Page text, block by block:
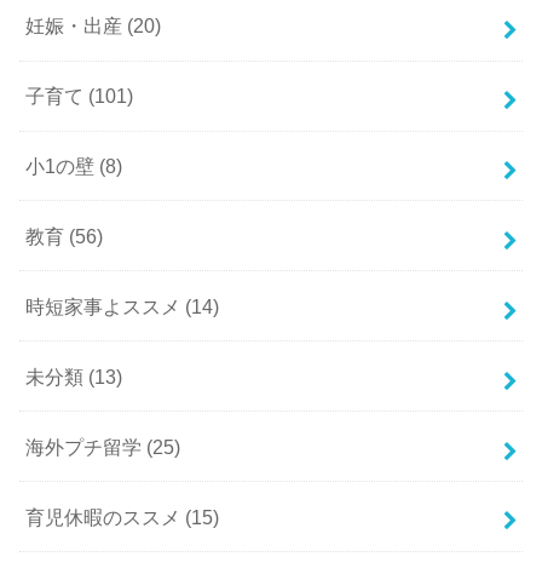
妊娠・出産 (20)
子育て (101)
小1の壁 (8)
教育 (56)
時短家事よススメ (14)
未分類 (13)
海外プチ留学 (25)
育児休暇のススメ (15)